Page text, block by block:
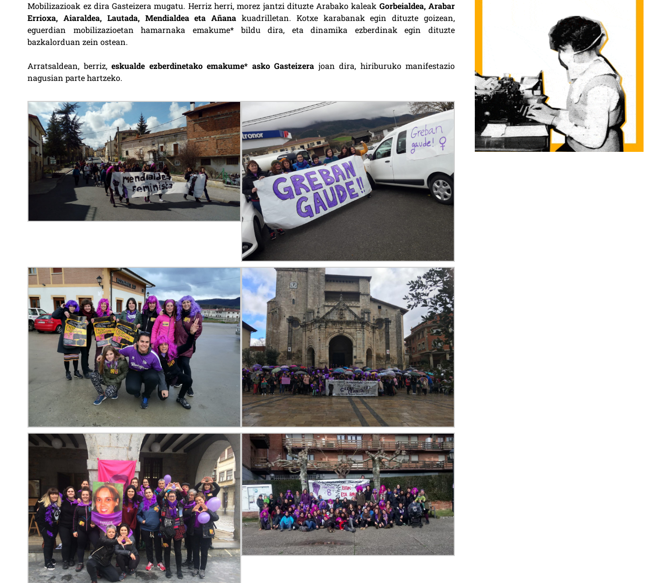
Mobilizazioak ez dira Gasteizera mugatu. Herriz herri, morez jantzi dituzte Arabako kaleak Gorbeialdea, Arabar
Errioxa, Aiaraldea, Lautada, Mendialdea eta Añana kuadrilletan. Kotxe karabanak egin dituzte goizean,
eguerdian mobilizazioetan hamarnaka emakume* bildu dira, eta dinamika ezberdinak egin dituzte
bazkalorduan zein ostean.
Arratsaldean, berriz,eskualde ezberdinetako emakume* asko Gasteizera joan dira, hiriburuko manifestazio
nagusian parte hartzeko.